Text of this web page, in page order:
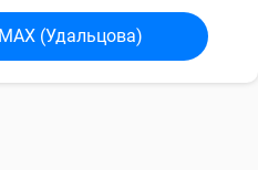
(Удальцова)